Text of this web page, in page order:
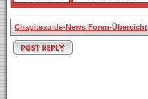
Chapiteau.de-News Foren-Übersicht